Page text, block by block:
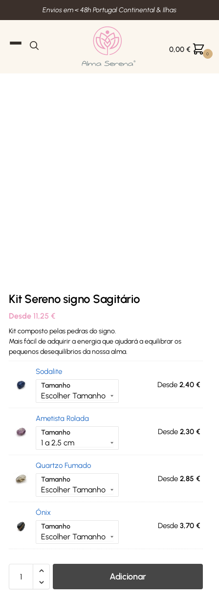
Envios em < 48h Portugal Continental & Ilhas
0,00 € 0
Kit Sereno signo Sagitário
Desde 11,25 €
Kit composto pelas pedras do signo.
Mais fácil de adquirir a energia que ajudará a equilibrar os
pequenos desequilíbrios da nossa alma.
Sodalite
Tamanho Desde 2,40 €
Ametista Rolada
Tamanho Desde 2,30 €
Quartzo Fumado
Tamanho Desde 2,85 €
Ónix
Tamanho Desde 3,70 €
Adicionar